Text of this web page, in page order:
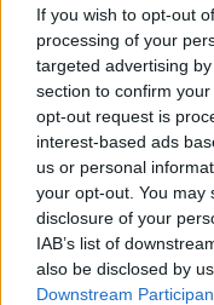
If you wish to opt-out
processing of your
targeted advertising
section to confirm
opt-out request is
interest-based ads
us or personal
your opt-out. You may
disclosure of your
IAB’s list of
also be disclosed by
Downstream
ΆΡΘΡΑ
INFO
Τουρισμός
Περιφέρεια
προγραμματική
κτιρίου της
4 Αυγούστου 2026
Περιφέρεια
έργο της
άρδευσης και
Καστοριάς